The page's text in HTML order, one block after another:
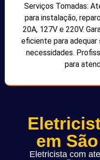
Serviços Tomadas:
para instalação,
20A, 127V e 220V.
eficiente para
necessidades.
para
em
Eletricista com